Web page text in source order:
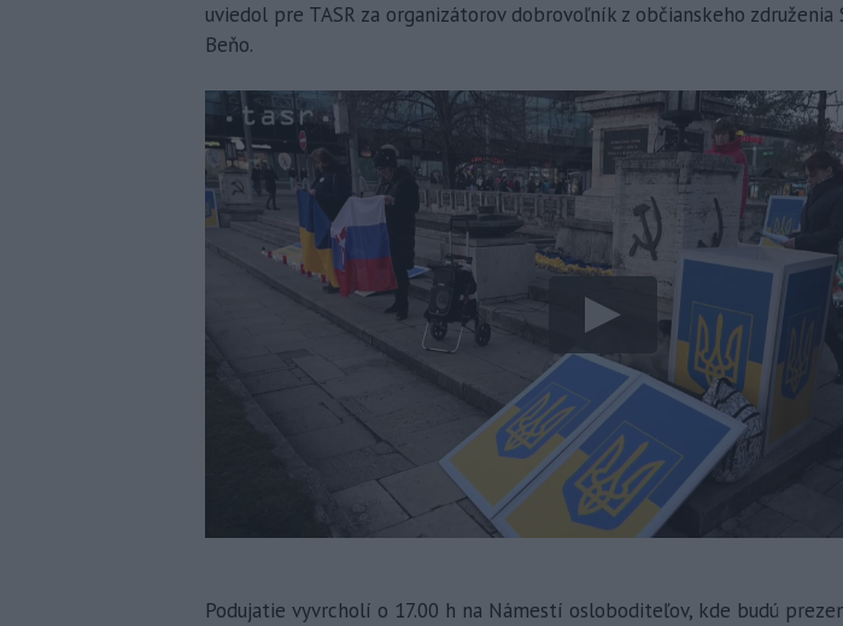
uviedol pre TASR za organizátorov dobrovoľník z občianskeho
Beňo.
Podujatie vyvrcholí o 17.00 h na Námestí osloboditeľov, kde budú